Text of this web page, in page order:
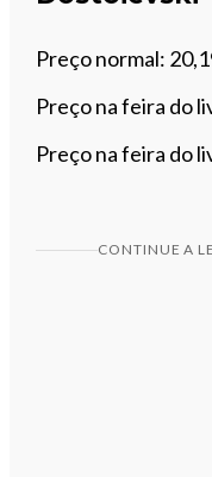
Preço normal:
Preço na feira do
Preço na feira do
CONTINUE A